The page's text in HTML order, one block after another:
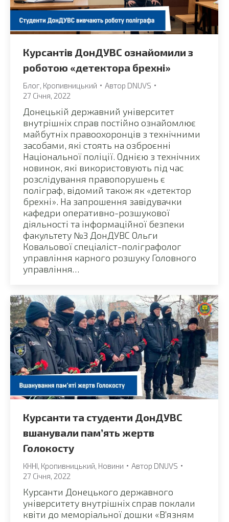
Курсантів ДонДУВС ознайомили з
роботою «детектора брехні»
Блог Кропивницький Автор DNUVS
27 Січня, 2022
Донецькій державний університет
внутрішніх справ постійно ознайомлює
майбутніх правоохоронців з технічними
засобами, які стоять на озброєнні
Національної поліції. Однією з технічних
новинок, які використовують під час
розслідування правопорушень є
поліграф, відомий також як «детектор
брехні». На запрошення завідувачки
кафедри оперативно-розшукової
діяльності та інформаційної безпеки
факультету №3 ДонДУВС Ольги
Ковальової спеціаліст-поліграфолог
управління карного розшуку Головного
управління…
Курсанти та студенти ДонДУВС
вшанували пам’ять жертв
Голокосту
КННІ Кропивницький Новини Автор DNUVS
27 Січня, 2022
Курсанти Донецького державного
університету внутрішніх справ поклали
квіти до меморіальної дошки «В’язням